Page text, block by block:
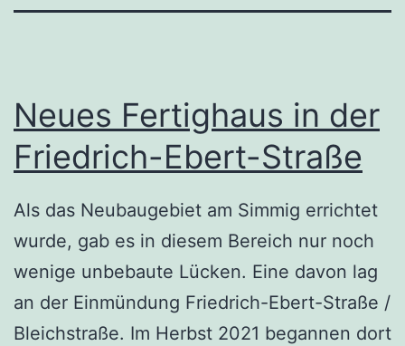
Neues Fertighaus in der
Friedrich-Ebert-Straße
Als das Neubaugebiet am Simmig errichtet
wurde, gab es in diesem Bereich nur noch
wenige unbebaute Lücken. Eine davon lag
an der Einmündung Friedrich-Ebert-Straße /
Bleichstraße. Im Herbst 2021 begannen dort